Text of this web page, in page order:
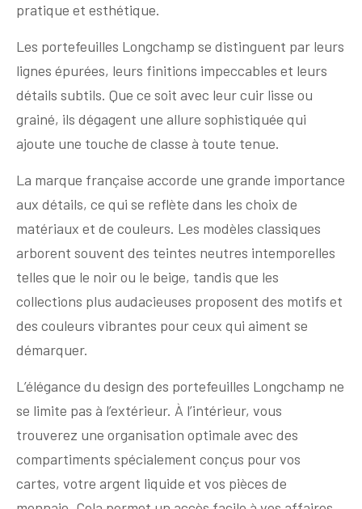
pratique et esthétique.
Les portefeuilles Longchamp se distinguent par leurs
lignes épurées, leurs finitions impeccables et leurs
détails subtils. Que ce soit avec leur cuir lisse ou
grainé, ils dégagent une allure sophistiquée qui
ajoute une touche de classe à toute tenue.
La marque française accorde une grande importance
aux détails, ce qui se reflète dans les choix de
matériaux et de couleurs. Les modèles classiques
arborent souvent des teintes neutres intemporelles
telles que le noir ou le beige, tandis que les
collections plus audacieuses proposent des motifs et
des couleurs vibrantes pour ceux qui aiment se
démarquer.
L’élégance du design des portefeuilles Longchamp ne
se limite pas à l’extérieur. À l’intérieur, vous
trouverez une organisation optimale avec des
compartiments spécialement conçus pour vos
cartes, votre argent liquide et vos pièces de